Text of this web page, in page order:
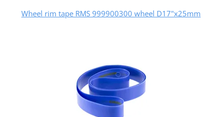
Wheel rim tape RMS 999900300 wheel D17"x25mm